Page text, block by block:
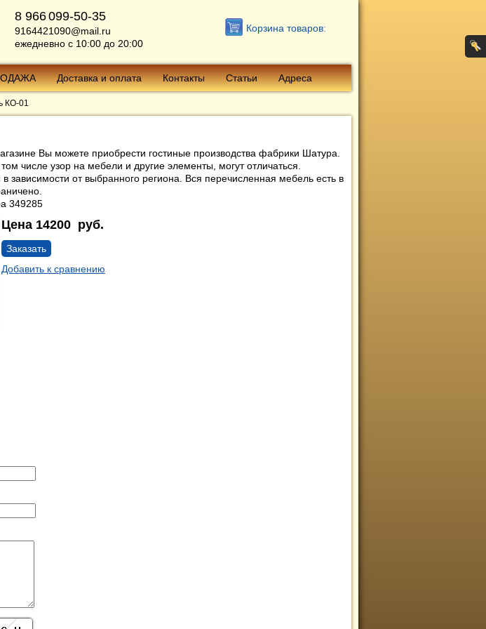
8 966099-50-35
9164421090@mail.ru
ежедневно с 10:00 до 20:00
Корзина товаров:
Доставка и оплата Контакты Статьи Адреса
КО-01
Вы можете приобрести гостиные производства фабрики Шатура.
числе узор на мебели и другие элементы, могут отличаться.
зависимости от выбранного региона. Вся перечисленная мебель есть в
349285
Цена 14200 руб.
Заказать
Добавить к сравнению